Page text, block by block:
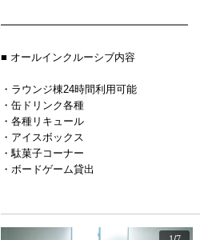
━━━━━━━━━━━━━━━━━━
■ オールインクルーシブ内容
・ラウンジ棟24時間利用可能
・缶ドリンク各種
・各種リキュール
・アイスボックス
・駄菓子コーナー
・ボードゲーム貸出